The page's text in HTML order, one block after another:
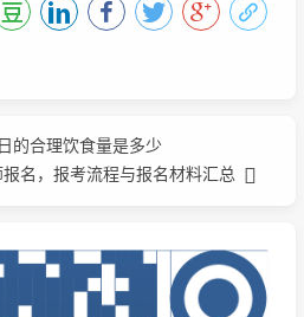
的合理饮食量是多少
名，报考流程与报名材料汇总